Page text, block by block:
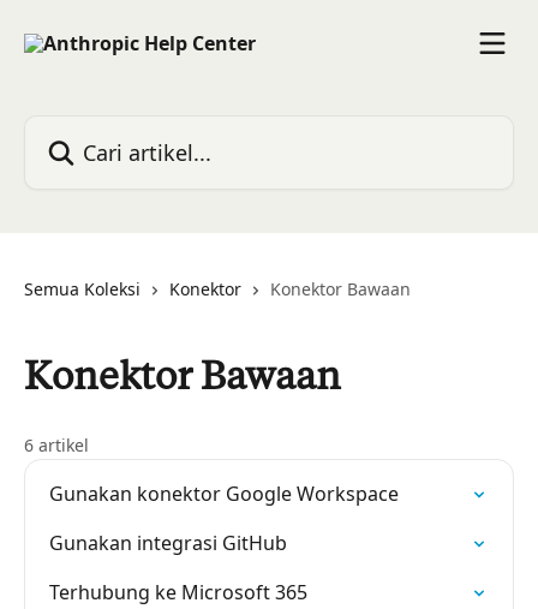
Semua Koleksi Konektor Konektor Bawaan
Konektor Bawaan
6 artikel
Gunakan konektor Google Workspace
Gunakan integrasi GitHub
Terhubung ke Microsoft 365